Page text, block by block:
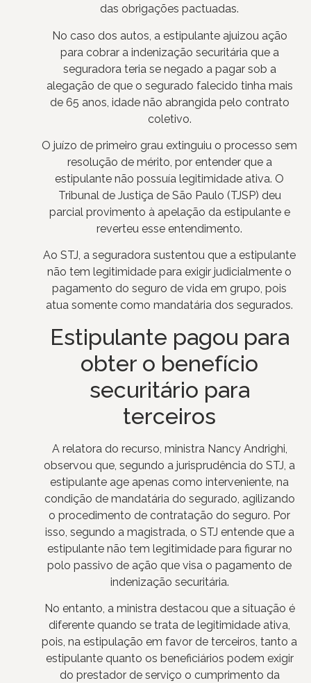
das obrigações pactuadas.
No caso dos autos, a estipulante ajuizou ação
para cobrar a indenização securitária que a
seguradora teria se negado a pagar sob a
alegação de que o segurado falecido tinha mais
de 65 anos, idade não abrangida pelo contrato
coletivo.
O juízo de primeiro grau extinguiu o processo sem
resolução de mérito, por entender que a
estipulante não possuía legitimidade ativa. O
Tribunal de Justiça de São Paulo (TJSP) deu
parcial provimento à apelação da estipulante e
reverteu esse entendimento.
Ao STJ, a seguradora sustentou que a estipulante
não tem legitimidade para exigir judicialmente o
pagamento do seguro de vida em grupo, pois
atua somente como mandatária dos segurados.
Estipulante pagou para
obter o benefício
securitário para
terceiros
A relatora do recurso, ministra Nancy Andrighi,
observou que, segundo a jurisprudência do STJ, a
estipulante age apenas como interveniente, na
condição de mandatária do segurado, agilizando
o procedimento de contratação do seguro. Por
isso, segundo a magistrada, o STJ entende que a
estipulante não tem legitimidade para figurar no
polo passivo de ação que visa o pagamento de
indenização securitária.
No entanto, a ministra destacou que a situação é
diferente quando se trata de legitimidade ativa,
pois, na estipulação em favor de terceiros, tanto a
estipulante quanto os beneficiários podem exigir
do prestador de serviço o cumprimento da